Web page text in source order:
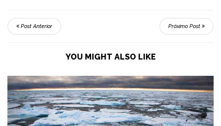
Post Anterior Próximo Post
YOU MIGHT ALSO LIKE